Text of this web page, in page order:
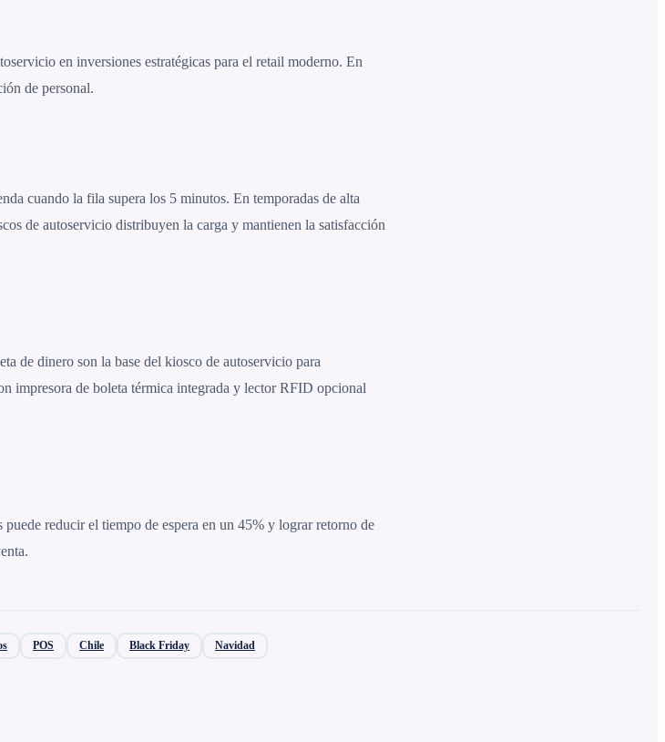
en inversiones estratégicas para el retail moderno. En
de personal.
cuando la fila supera los 5 minutos. En temporadas de alta
de autoservicio distribuyen la carga y mantienen la satisfacción
de dinero son la base del kiosco de autoservicio para
impresora de boleta térmica integrada y lector RFID opcional
reducir el tiempo de espera en un 45% y lograr retorno de
POS Chile Black Friday Navidad